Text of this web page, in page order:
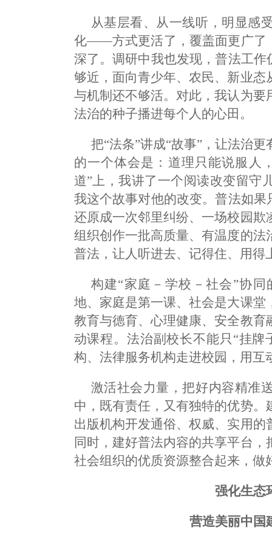
从基层看、从一线听，明显感
化——方式更活了，覆盖面更广了
深了。调研中我也发现，普法工
够近，面向青少年、农民、新业
与机制还不够活。对此，我认为
法治的种子播进每个人的心田。
把“法条”讲成“故事”，让法治
的一个体会是：道理只能说服人
道”上，我讲了一个阅读改变留守
我这个故事对他的改变。普法如
还原成一次邻里纠纷、一场校园
组织创作一批高质量、有温度的
普法，让人听进去、记得住、用得
构建“家庭－学校－社会”协
地、家庭是第一课、社会是大课
教育与德育、心理健康、安全教
动课程。法治副校长不能只“挂
构、法律服务机构走进校园，用互
激活社会力量，把好内容精准
中，既有责任，又有独特的优势
出版机构开发通俗、权威、实用
同时，建好普法内容的共享平台
社会组织的优质资源整合起来，做
强化生态
营造美丽中国